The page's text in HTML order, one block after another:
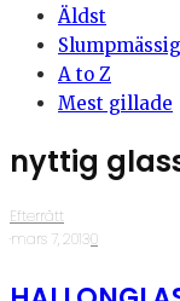
Äldst
Slumpmässig
A to Z
Mest gillade
nyttig
Efterrätt
·mars 7, 2013·0